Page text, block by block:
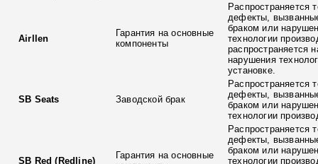
Airllen
Гарантия на основные
компоненты
Распространяется
дефекты,
браком или
технологии
распространяется
нарушения
установке.
SB Seats Заводской брак
Распространяется
дефекты,
браком или
технологии
SB Red (Redline)
Гарантия на основные
Распространяется
дефекты,
браком или
технологии